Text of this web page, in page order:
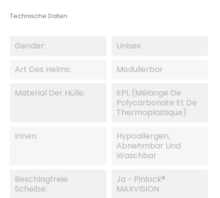
Technische Daten
Gender: Unisex
Art Des Helms: Modulierbar
Material Der Hülle:
KPL (mélange De
Polycarbonate Et De
Thermoplastique)
Innen:
Hypoallergen,
Abnehmbar Und
Waschbar
Beschlagfreie
Scheibe:
Ja - Pinlock®
MAXVISION